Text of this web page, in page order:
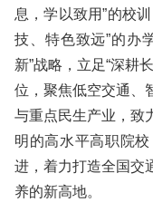
息，学以致用”的校
技、特色致远”的办
新”战略，立足“深耕
位，聚焦低空交通、
与重点民生产业，致
明的高水平高职院
进，着力打造全国交
养的新高地。